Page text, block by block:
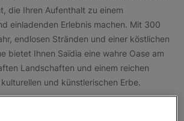
die Ihren Aufenthalt zu einem
einladenden Erlebnis machen. Mit 300
endlosen Stränden und einer köstlichen
bietet Ihnen Saïdia eine wahre Oase am
Landschaften und einem reichen
und künstlerischen Erbe.